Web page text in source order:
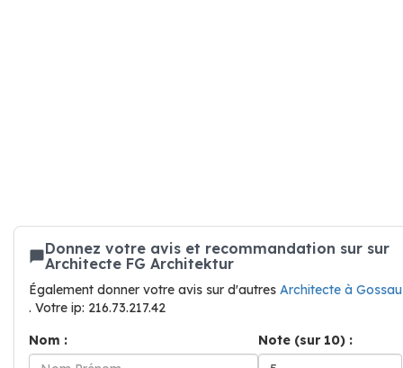
Donnez votre avis et recommandation sur sur
Architecte FG Architektur
Également donner votre avis sur d'autres Architecte à Gossau
. Votre ip: 216.73.217.42
Nom :
Note (sur 10) :